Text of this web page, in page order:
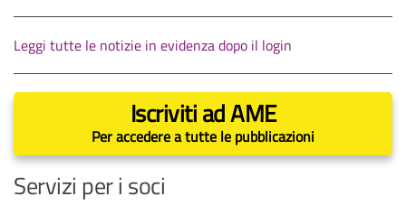
Leggi tutte le notizie in evidenza dopo il login
Iscriviti ad AME
Per accedere a tutte le pubblicazioni
Servizi per i soci